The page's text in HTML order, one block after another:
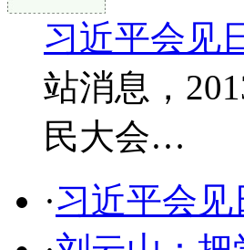
习近平会见
站消息，
民大会…
·习近平会